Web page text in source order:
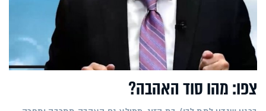
צפו: מהו סוד האהבה?